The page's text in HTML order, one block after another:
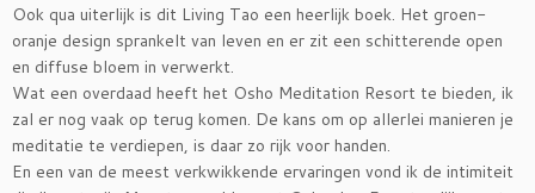
Ook qua uiterlijk is dit Living Tao een heerlijk boek. Het groen-
oranje design sprankelt van leven en er zit een schitterende open
en diffuse bloem in verwerkt.
Wat een overdaad heeft het Osho Meditation Resort te bieden, ik
zal er nog vaak op terug komen. De kans om op allerlei manieren je
meditatie te verdiepen, is daar zo rijk voor handen.
En een van de meest verkwikkende ervaringen vond ik de intimiteit